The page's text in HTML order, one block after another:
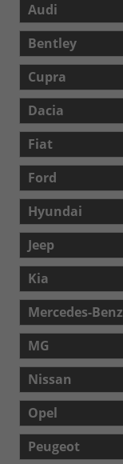
Audi
Bentley
Cupra
Dacia
Fiat
Ford
Hyundai
Jeep
Kia
Mercedes-Benz
MG
Nissan
Opel
Peugeot